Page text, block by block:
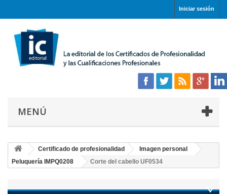
Iniciar sesión
MENÚ
Certificado de profesionalidad
Imagen personal
Peluquería IMPQ0208
Corte del cabello UF0534